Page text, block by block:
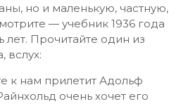
но и маленькую, частную,
— учебник 1936 года
лет. Прочитайте один из
вслух:
к нам прилетит Адольф
очень хочет его